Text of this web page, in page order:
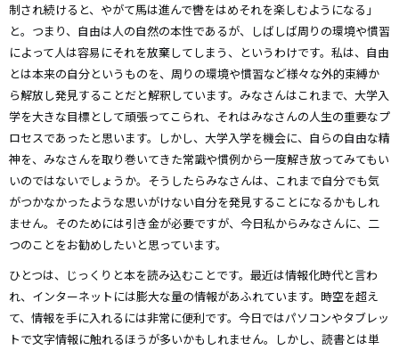
制され続けると、やがて馬は進んで轡をはめそれを楽しむようになる」
と。つまり、自由は人の自然の本性であるが、しばしば周りの環境や慣習
によって人は容易にそれを放棄してしまう、というわけです。私は、自由
とは本来の自分というものを、周りの環境や慣習など様々な外的束縛か
ら解放し発見することだと解釈しています。みなさんはこれまで、大学入
学を大きな目標として頑張ってこられ、それはみなさんの人生の重要なプ
ロセスであったと思います。しかし、大学入学を機会に、自らの自由な精
神を、みなさんを取り巻いてきた常識や慣例から一度解き放ってみてもい
いのではないでしょうか。そうしたらみなさんは、これまで自分でも気
がつかなかったような思いがけない自分を発見することになるかもしれ
ません。そのためには引き金が必要ですが、今日私からみなさんに、二
つのことをお勧めしたいと思っています。
ひとつは、じっくりと本を読み込むことです。最近は情報化時代と言わ
れ、インターネットには膨大な量の情報があふれています。時空を超え
て、情報を手に入れるには非常に便利です。今日ではパソコンやタブレッ
トで文字情報に触れるほうが多いかもしれません。しかし、読書とは単